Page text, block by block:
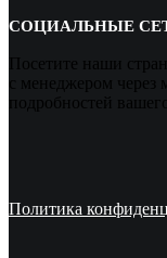
СОЦИАЛЬНЫЕ
Посетите наши
с менеджером через
подробностей
Политика